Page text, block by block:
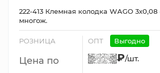
222-413 Клемная колодка WAGO
многож.
РОЗНИЦА
Цена по
ОПТ Выгодно
₽/шт.